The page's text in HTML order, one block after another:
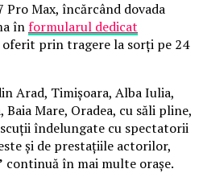
Max, încărcând dovada
înformularul dedicat
prin tragere la sorți pe 24
Arad, Timișoara, Alba Iulia,
Baia Mare, Oradea, cu săli pline,
îndelungate cu spectatorii
și de prestațiile actorilor,
continuă în mai multe orașe.